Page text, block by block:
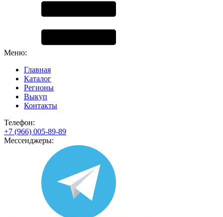
Меню:
Главная
Каталог
Регионы
Выкуп
Контакты
Телефон:
+7 (966) 005-89-89
Мессенджеры: